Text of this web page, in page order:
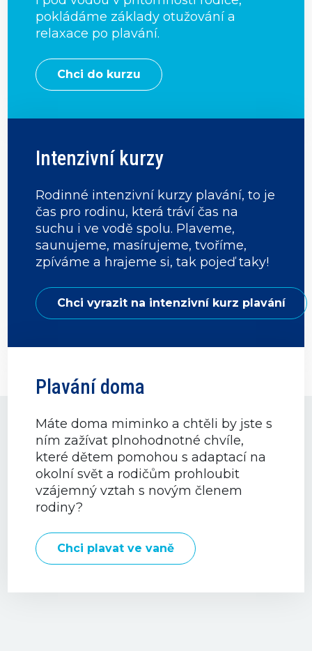
pokládáme základy otužování a
relaxace po plavání.
Chci do kurzu
Intenzivní kurzy
Rodinné intenzivní kurzy plavání, to je
čas pro rodinu, která tráví čas na
suchu i ve vodě spolu. Plaveme,
saunujeme, masírujeme, tvoříme,
zpíváme a hrajeme si, tak pojeď taky!
Chci vyrazit na intenzivní kurz plavání
Plavání doma
Máte doma miminko a chtěli by jste s
ním zažívat plnohodnotné chvíle,
které dětem pomohou s adaptací na
okolní svět a rodičům prohloubit
vzájemný vztah s novým členem
rodiny?
Chci plavat ve vaně